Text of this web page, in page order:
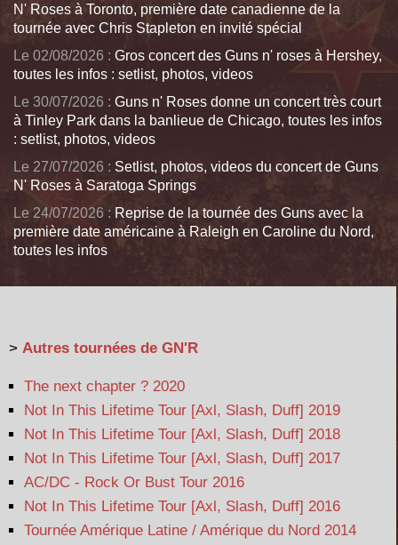
N' Roses à Toronto, première date canadienne de la
tournée avec Chris Stapleton en invité spécial
Le 02/08/2026 : Gros concert des Guns n' roses à Hershey,
toutes les infos : setlist, photos, videos
Le 30/07/2026 : Guns n' Roses donne un concert très court
à Tinley Park dans la banlieue de Chicago, toutes les infos
: setlist, photos, videos
Le 27/07/2026 : Setlist, photos, videos du concert de Guns
N' Roses à Saratoga Springs
Le 24/07/2026 : Reprise de la tournée des Guns avec la
première date américaine à Raleigh en Caroline du Nord,
toutes les infos
> Autres tournées de GN'R
The next chapter ? 2020
Not In This Lifetime Tour [Axl, Slash, Duff] 2019
Not In This Lifetime Tour [Axl, Slash, Duff] 2018
Not In This Lifetime Tour [Axl, Slash, Duff] 2017
AC/DC - Rock Or Bust Tour 2016
Not In This Lifetime Tour [Axl, Slash, Duff] 2016
Tournée Amérique Latine / Amérique du Nord 2014